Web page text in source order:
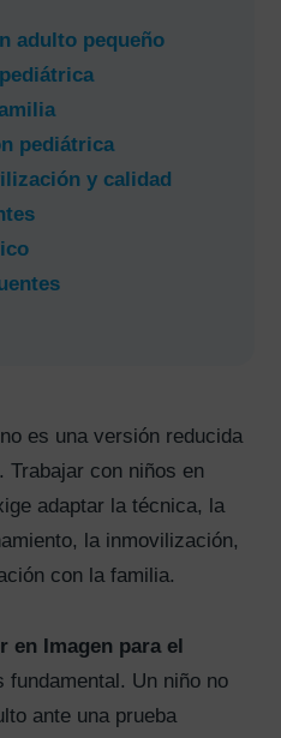
adulto pequeño
pediátrica
y calidad
es una versión reducida
Trabajar con niños en
adaptar la técnica, la
la inmovilización,
con la familia.
en Imagen para el
fundamental. Un niño no
ante una prueba